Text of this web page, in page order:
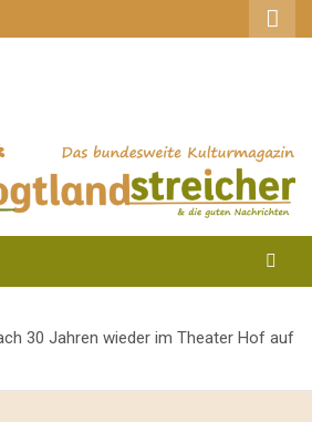
30 Jahren wieder im Theater Hof auf